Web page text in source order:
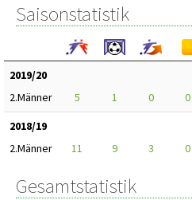
Saisonstatistik
2019/20
2.Männer
5 1 0 0
2018/19
2.Männer
11 9 3 0
Gesamtstatistik